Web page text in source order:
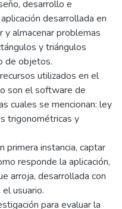
desarrollo e
desarrollada en
y almacenar problemas
y triángulos
de objetos.
utilizados en el
son el software de
cuales se mencionan: ley
trigonométricas y
primera instancia, captar
responde la aplicación,
arroja, desarrollada con
usuario.
para evaluar la